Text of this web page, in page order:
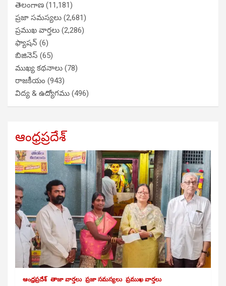
తెలంగాణ (11,181)
ప్రజా సమస్యలు (2,681)
ప్రముఖ వార్తలు (2,286)
ఫ్యాషన్ (6)
బిజినెస్ (65)
ముఖ్య కథనాలు (78)
రాజకీయం (943)
విద్య & ఉద్యోగము (496)
ఆంధ్రప్రదేశ్
ఆంధ్రప్రదేశ్ తాజా వార్తలు ప్రజా సమస్యలు ప్రముఖ వార్తలు